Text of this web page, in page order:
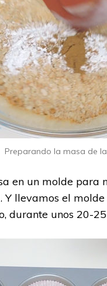
Preparando la masa de
en un molde
Y llevamos el
durante unos 20-